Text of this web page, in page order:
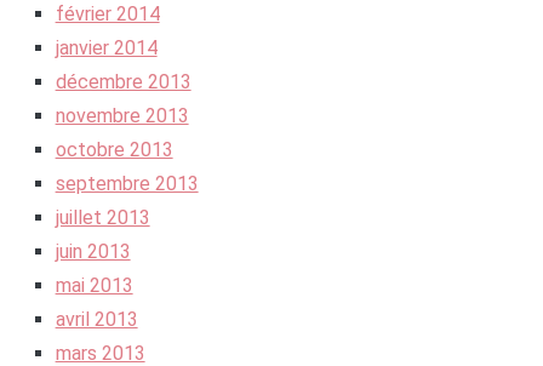
février 2014
janvier 2014
décembre 2013
novembre 2013
octobre 2013
septembre 2013
juillet 2013
juin 2013
mai 2013
avril 2013
mars 2013